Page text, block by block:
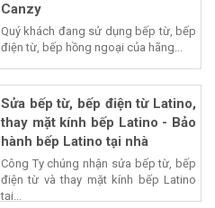
Canzy
Quý khách đang sử dụng bếp từ, bếp
điện từ, bếp hồng ngoại của hãng...
Sửa bếp từ, bếp điện từ Latino,
thay mặt kính bếp Latino - Bảo
hành bếp Latino tại nhà
Công Ty chúng nhận sửa bếp từ, bếp
điện từ và thay mặt kính bếp Latino
tại...